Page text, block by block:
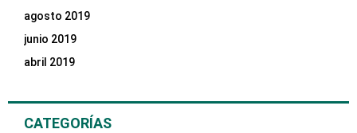
agosto 2019
junio 2019
abril 2019
CATEGORÍAS